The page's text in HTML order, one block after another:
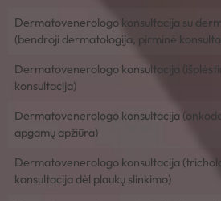
Dermatovenerologo konsultacija su
(bendroji dermatologija, pirminė
Dermatovenerologo konsultacija
konsultacija)
Dermatovenerologo konsultacija
apgamų apžiūra)
Dermatovenerologo konsultacija
konsultacija dėl plaukų slinkimo)